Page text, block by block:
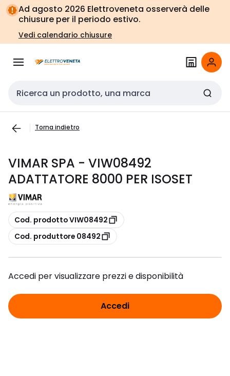
Vai alla
navigazione
Vai
alla
pagina
Ad agosto 2026 Elettroveneta osserverà delle
chiusure per il periodo estivo.
Vedi calendario chiusure
Cerca input
Torna indietro
VIMAR SPA - VIW08492
ADATTATORE 8000 PER ISOSET
copia
Cod. prodotto VIW08492
copia
Cod. produttore 08492
Accedi per visualizzare prezzi e disponibilità
Accedi